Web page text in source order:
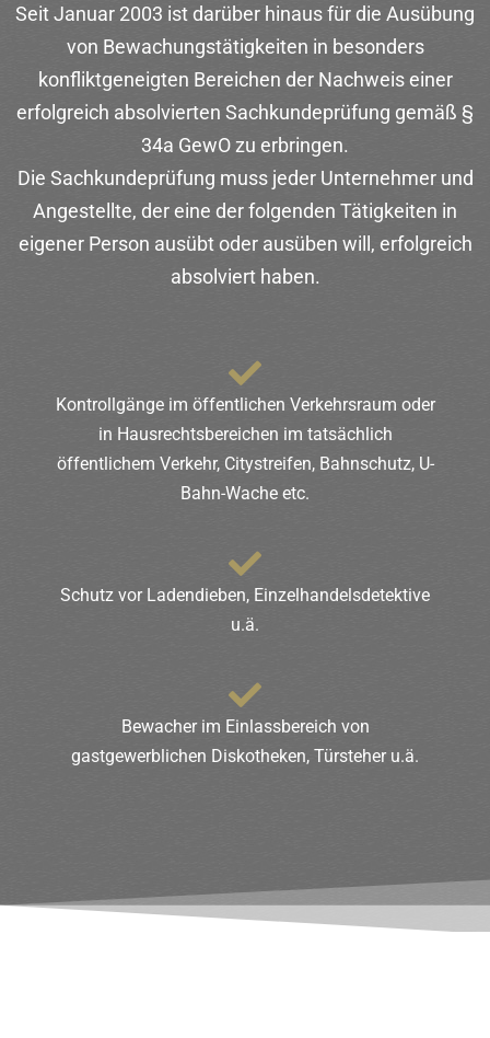
Seit Januar 2003 ist darüber hinaus für die Ausübung
von Bewachungstätigkeiten in besonders
konfliktgeneigten Bereichen der Nachweis einer
erfolgreich absolvierten Sachkundeprüfung gemäß §
34a GewO zu erbringen.
Die Sachkundeprüfung muss jeder Unternehmer und
Angestellte, der eine der folgenden Tätigkeiten in
eigener Person ausübt oder ausüben will, erfolgreich
absolviert haben.
Kontrollgänge im öffentlichen Verkehrsraum oder
in Hausrechtsbereichen im tatsächlich
öffentlichem Verkehr, Citystreifen, Bahnschutz, U-
Bahn-Wache etc.
Schutz vor Ladendieben, Einzelhandelsdetektive
u.ä.
Bewacher im Einlassbereich von
gastgewerblichen Diskotheken, Türsteher u.ä.